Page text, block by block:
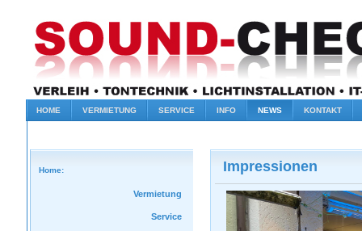
HOME VERMIETUNG SERVICE INFO NEWS KONTAKT
Impressionen
Home:
Vermietung
Service